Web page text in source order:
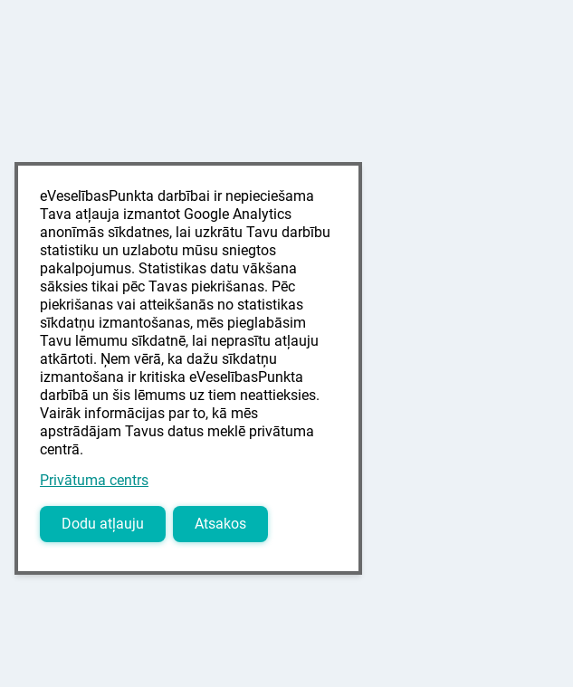
eVeselībasPunkta darbībai ir nepieciešama
Tava atļauja izmantot Google Analytics
anonīmās sīkdatnes, lai uzkrātu Tavu darbību
statistiku un uzlabotu mūsu sniegtos
pakalpojumus. Statistikas datu vākšana
sāksies tikai pēc Tavas piekrišanas. Pēc
piekrišanas vai atteikšanās no statistikas
sīkdatņu izmantošanas, mēs pieglabāsim
Tavu lēmumu sīkdatnē, lai neprasītu atļauju
atkārtoti. Ņem vērā, ka dažu sīkdatņu
izmantošana ir kritiska eVeselībasPunkta
darbībā un šis lēmums uz tiem neattieksies.
Vairāk informācijas par to, kā mēs
apstrādājam Tavus datus meklē privātuma
centrā.
Privātuma centrs
Dodu atļauju Atsakos